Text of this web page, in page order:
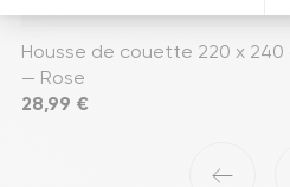
Housse de couette 220 x 240
— Rose
Prix
28,99 €
‹